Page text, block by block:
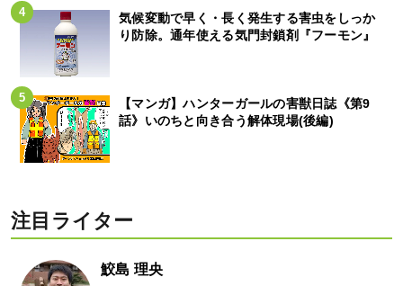
気候変動で早く・長く発生する害虫をしっか
り防除。通年使える気門封鎖剤『フーモン』
【マンガ】ハンターガールの害獣日誌《第9
話》いのちと向き合う解体現場(後編)
注目ライター
鮫島 理央